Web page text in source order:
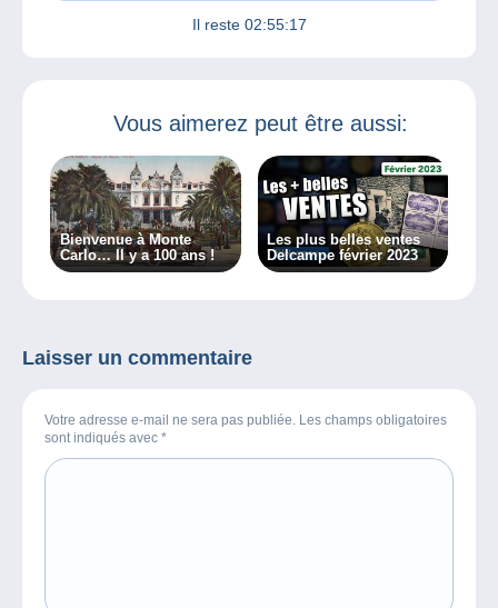
Il reste 02:55:17
Vous aimerez peut être aussi:
Bienvenue à Monte
Carlo… Il y a 100 ans !
Les plus belles ventes
Delcampe février 2023
Laisser un commentaire
Votre adresse e-mail ne sera pas publiée. Les champs obligatoires
sont indiqués avec *